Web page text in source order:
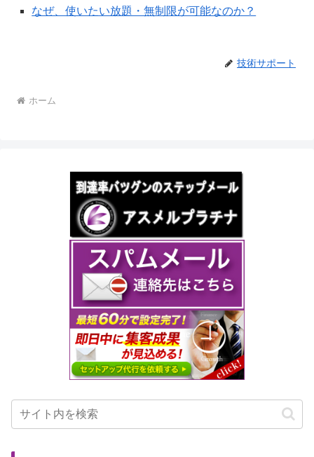
なぜ、使いたい放題・無制限が可能なのか？
技術サポート
ホーム